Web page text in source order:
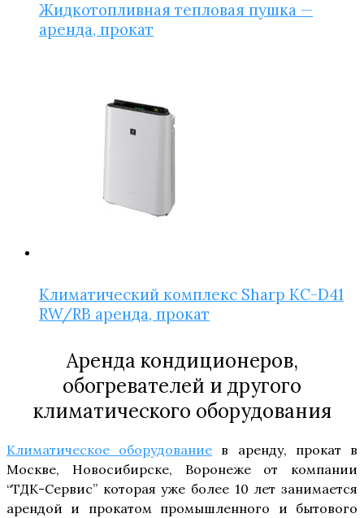
Жидкотопливная тепловая пушка —
аренда, прокат
Климатический комплекс Sharp KC-D41
RW/​RB аренда, прокат
Аренда кондиционеров,
обогревателей и другого
климатического оборудования
Кли­ма­ти­че­ское обо­ру­до­ва­ние в арен­ду, про­кат в
Москве, Ново­си­бир­ске, Воро­не­же от ком­па­нии
“ТДК-Сер­вис” кото­рая уже более 10 лет зани­ма­ет­ся
арен­дой и про­ка­том про­мыш­лен­но­го и быто­во­го